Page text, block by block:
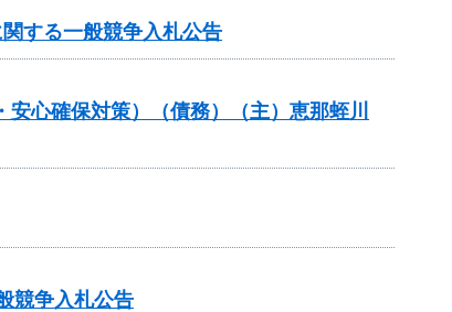
する一般競争入札公告
心確保対策）（債務）（主）恵那蛭川
競争入札公告